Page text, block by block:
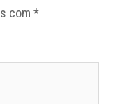
com *